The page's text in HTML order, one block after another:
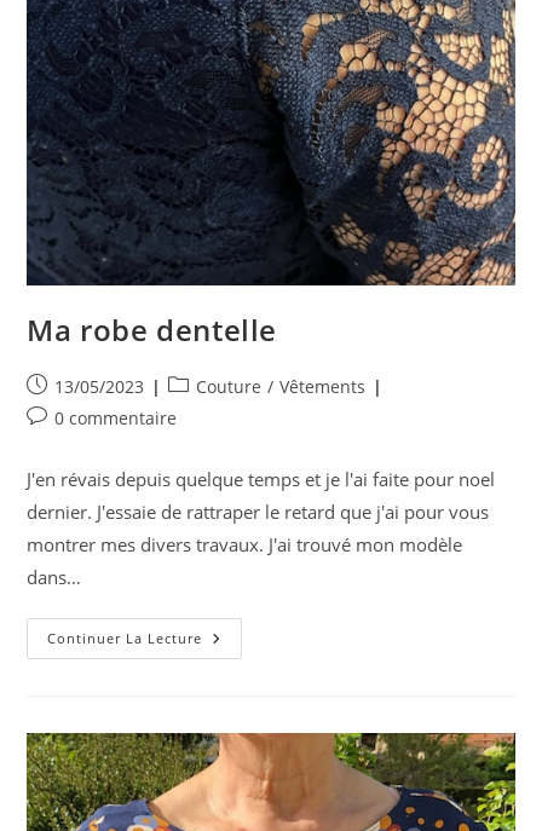
Ma robe dentelle
Publication
publiée :
13/05/2023
Post
category:
Couture / Vêtements
Commentaires
la
publication :
0 commentaire
J'en révais depuis quelque temps et je l'ai faite pour noel
dernier. J'essaie de rattraper le retard que j'ai pour vous
montrer mes divers travaux. J'ai trouvé mon modèle
dans…
Continuer La Lecture Ma
Robe